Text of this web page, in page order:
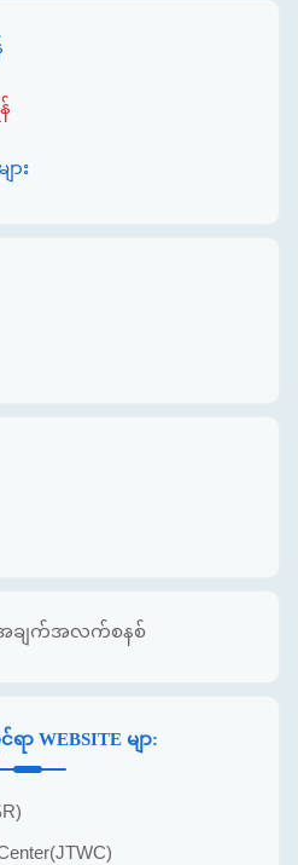
ား
အချက်အလက်စနစ်
WEBSITE မျာ: